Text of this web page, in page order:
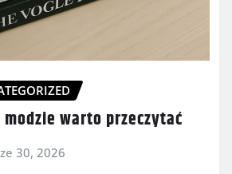
warto przeczytać
30, 2026